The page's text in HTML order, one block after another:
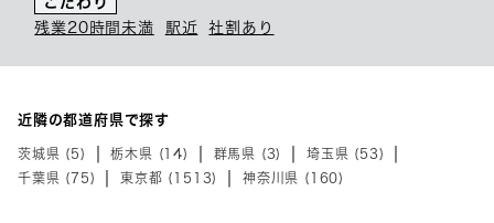
残業20時間未満
駅近 社割あり
近隣の都道府県で探す
茨城県 (5) 栃木県 (14) 群馬県 (3)
埼玉県 (53)
千葉県 (75)
東京都 (1513) 神奈川県 (160)